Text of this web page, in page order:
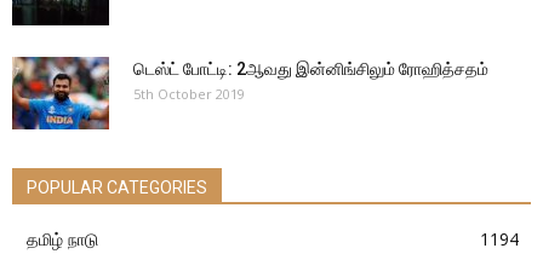
டெஸ்ட் போட்டி: 2ஆவது இன்னிங்சிலும் ரோஹித்சதம்
5th October 2019
POPULAR CATEGORIES
தமிழ் நாடு
1194